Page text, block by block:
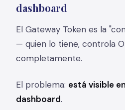
dashboard
El Gateway Token es la
— quien lo tiene, controla
completamente.
El problema: está visible
dashboard.